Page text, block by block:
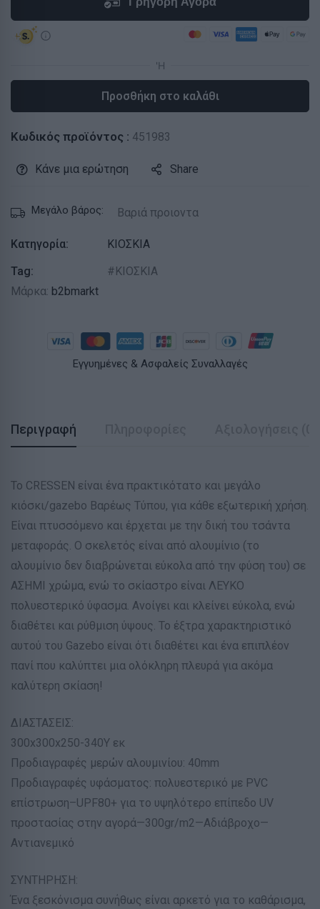
Προσθήκη στο καλάθι
Κωδικός προϊόντος : 451983
Κάνε μια ερώτηση Share
Μεγάλο βάρος: Βαριά προιοντα
Κατηγορία:
ΚΙΟΣΚΙΑ
Tag:
ΚΙΟΣΚΙΑ
Μάρκα: b2bmarkt
Εγγυημένες & Ασφαλείς Συναλλαγές
Περιγραφή
Το CRESSEN είναι ένα πρακτικότατο και μεγάλο
κιόσκι/gazebo Βαρέως Τύπου, για κάθε εξωτερική χρήση.
Είναι πτυσσόμενο και έρχεται με την δική του τσάντα
μεταφοράς. Ο σκελετός είναι από αλουμίνιο (το
αλουμίνιο δεν διαβρώνεται εύκολα από την φύση του) σε
ΑΣΗΜΙ χρώμα, ενώ το σκίαστρο είναι ΛΕΥΚΟ
πολυεστερικό ύφασμα. Ανοίγει και κλείνει εύκολα, ενώ
διαθέτει και ρύθμιση ύψους. Το έξτρα χαρακτηριστικό
αυτού του Gazebo είναι ότι διαθέτει και ένα επιπλέον
πανί που καλύπτει μια ολόκληρη πλευρά για ακόμα
καλύτερη σκίαση!
ΔΙΑΣΤΑΣΕΙΣ:
300x300x250-340Υ εκ
Προδιαγραφές μερών αλουμινίου: 40mm
Προδιαγραφές υφάσματος: πολυεστερικό με PVC
επίστρωση–UPF80+ για το υψηλότερο επίπεδο UV
προστασίας στην αγορά—300gr/m2—Αδιάβροχο—
Αντιανεμικό
ΣΥΝΤΗΡΗΣΗ:
Ένα ξεσκόνισμα συνήθως είναι αρκετό για το καθάρισμα,